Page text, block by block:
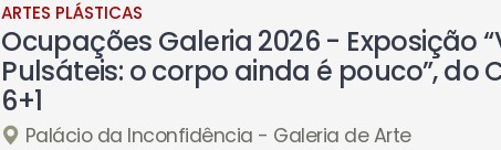
ARTES PLÁSTICAS
Ocupações Galeria 2026 - Exposição
Pulsáteis: o corpo ainda é pouco”, do
6+1
Palácio da Inconfidência - Galeria de Arte